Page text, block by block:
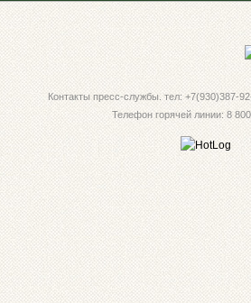
Контакты пресс-службы. тел: +7(930)387-
Телефон горячей линии: 8